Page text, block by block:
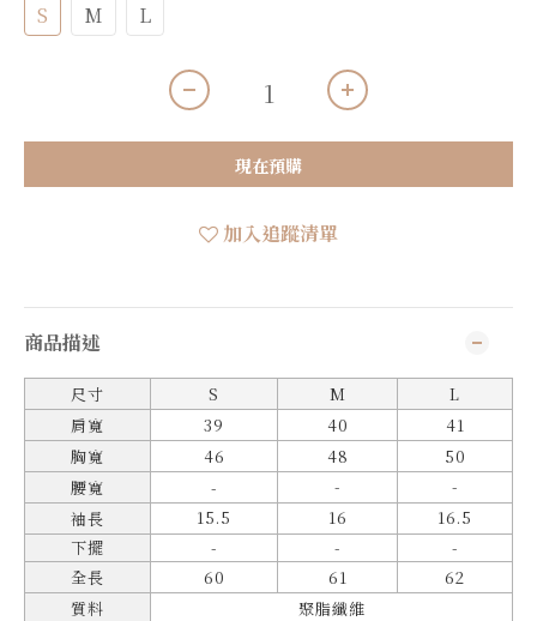
S M L
現在預購
加入追蹤清單
商品描述
尺寸 S M
L
肩寬
39 40
41
胸寬
46 48
50
腰寬
- -
-
袖長
15.5 16
16.5
下擺
- -
-
全長
60 61
62
質料
聚脂纖維